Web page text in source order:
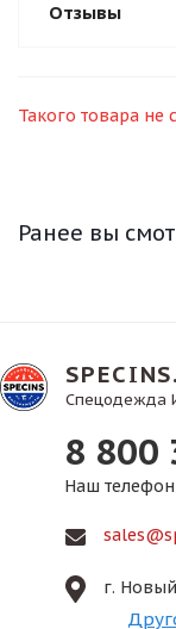
Отзывы
Такого товара не
Ранее вы
Спецодежда
8 800
Наш телефон
г.